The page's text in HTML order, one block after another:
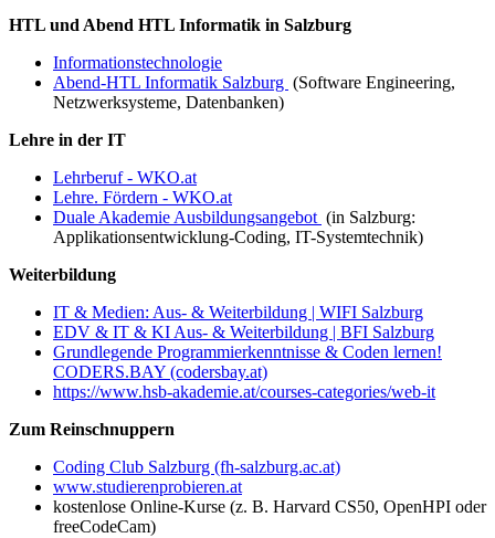
HTL und Abend HTL Informatik in Salzburg
Informationstechnologie
Abend-HTL Informatik Salzburg (Software Engineering,
Netzwerksysteme, Datenbanken)
Lehre in der IT
Lehrberuf - WKO.at
Lehre. Fördern - WKO.at
Duale Akademie Ausbildungsangebot (in Salzburg:
Applikationsentwicklung-Coding, IT-Systemtechnik)
Weiterbildung
IT & Medien: Aus- & Weiterbildung | WIFI Salzburg
EDV & IT & KI Aus- & Weiterbildung | BFI Salzburg
Grundlegende Programmierkenntnisse & Coden lernen!
CODERS.BAY (codersbay.at)
https://www.hsb-akademie.at/courses-categories/web-it
Zum Reinschnuppern
Coding Club Salzburg (fh-salzburg.ac.at)
www.studierenprobieren.at
kostenlose Online-Kurse (z. B. Harvard CS50, OpenHPI oder
freeCodeCam)